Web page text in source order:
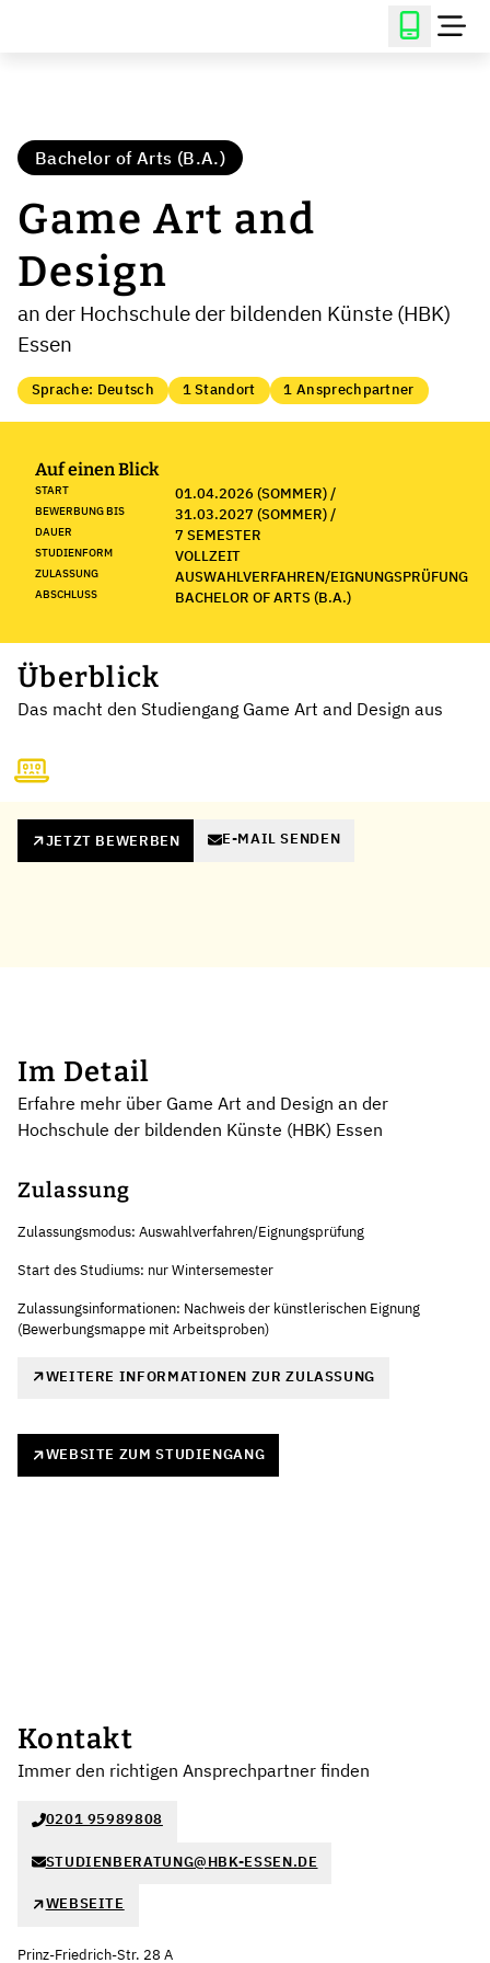
Bachelor of Arts (B.A.)
Game Art and
Design
an der Hochschule der bildenden Künste (HBK)
Essen
Sprache: Deutsch 1 Standort 1 Ansprechpartner
Auf einen Blick
START 01.04.2026 (SOMMER) /
BEWERBUNG BIS 31.03.2027 (SOMMER) /
DAUER 7 SEMESTER
STUDIENFORM VOLLZEIT
ZULASSUNG AUSWAHLVERFAHREN/EIGNUNGSPRÜFUNG
ABSCHLUSS BACHELOR OF ARTS (B.A.)
Überblick
Das macht den Studiengang Game Art and Design aus
JETZT BEWERBEN E-MAIL SENDEN
Im Detail
Erfahre mehr über Game Art and Design an der
Hochschule der bildenden Künste (HBK) Essen
Zulassung
Zulassungsmodus: Auswahlverfahren/Eignungsprüfung
Start des Studiums: nur Wintersemester
Zulassungsinformationen: Nachweis der künstlerischen Eignung
(Bewerbungsmappe mit Arbeitsproben)
WEITERE INFORMATIONEN ZUR ZULASSUNG
WEBSITE ZUM STUDIENGANG
Kontakt
Immer den richtigen Ansprechpartner finden
0201 95989808
STUDIENBERATUNG@HBK-ESSEN.DE
WEBSEITE
Prinz-Friedrich-Str. 28 A